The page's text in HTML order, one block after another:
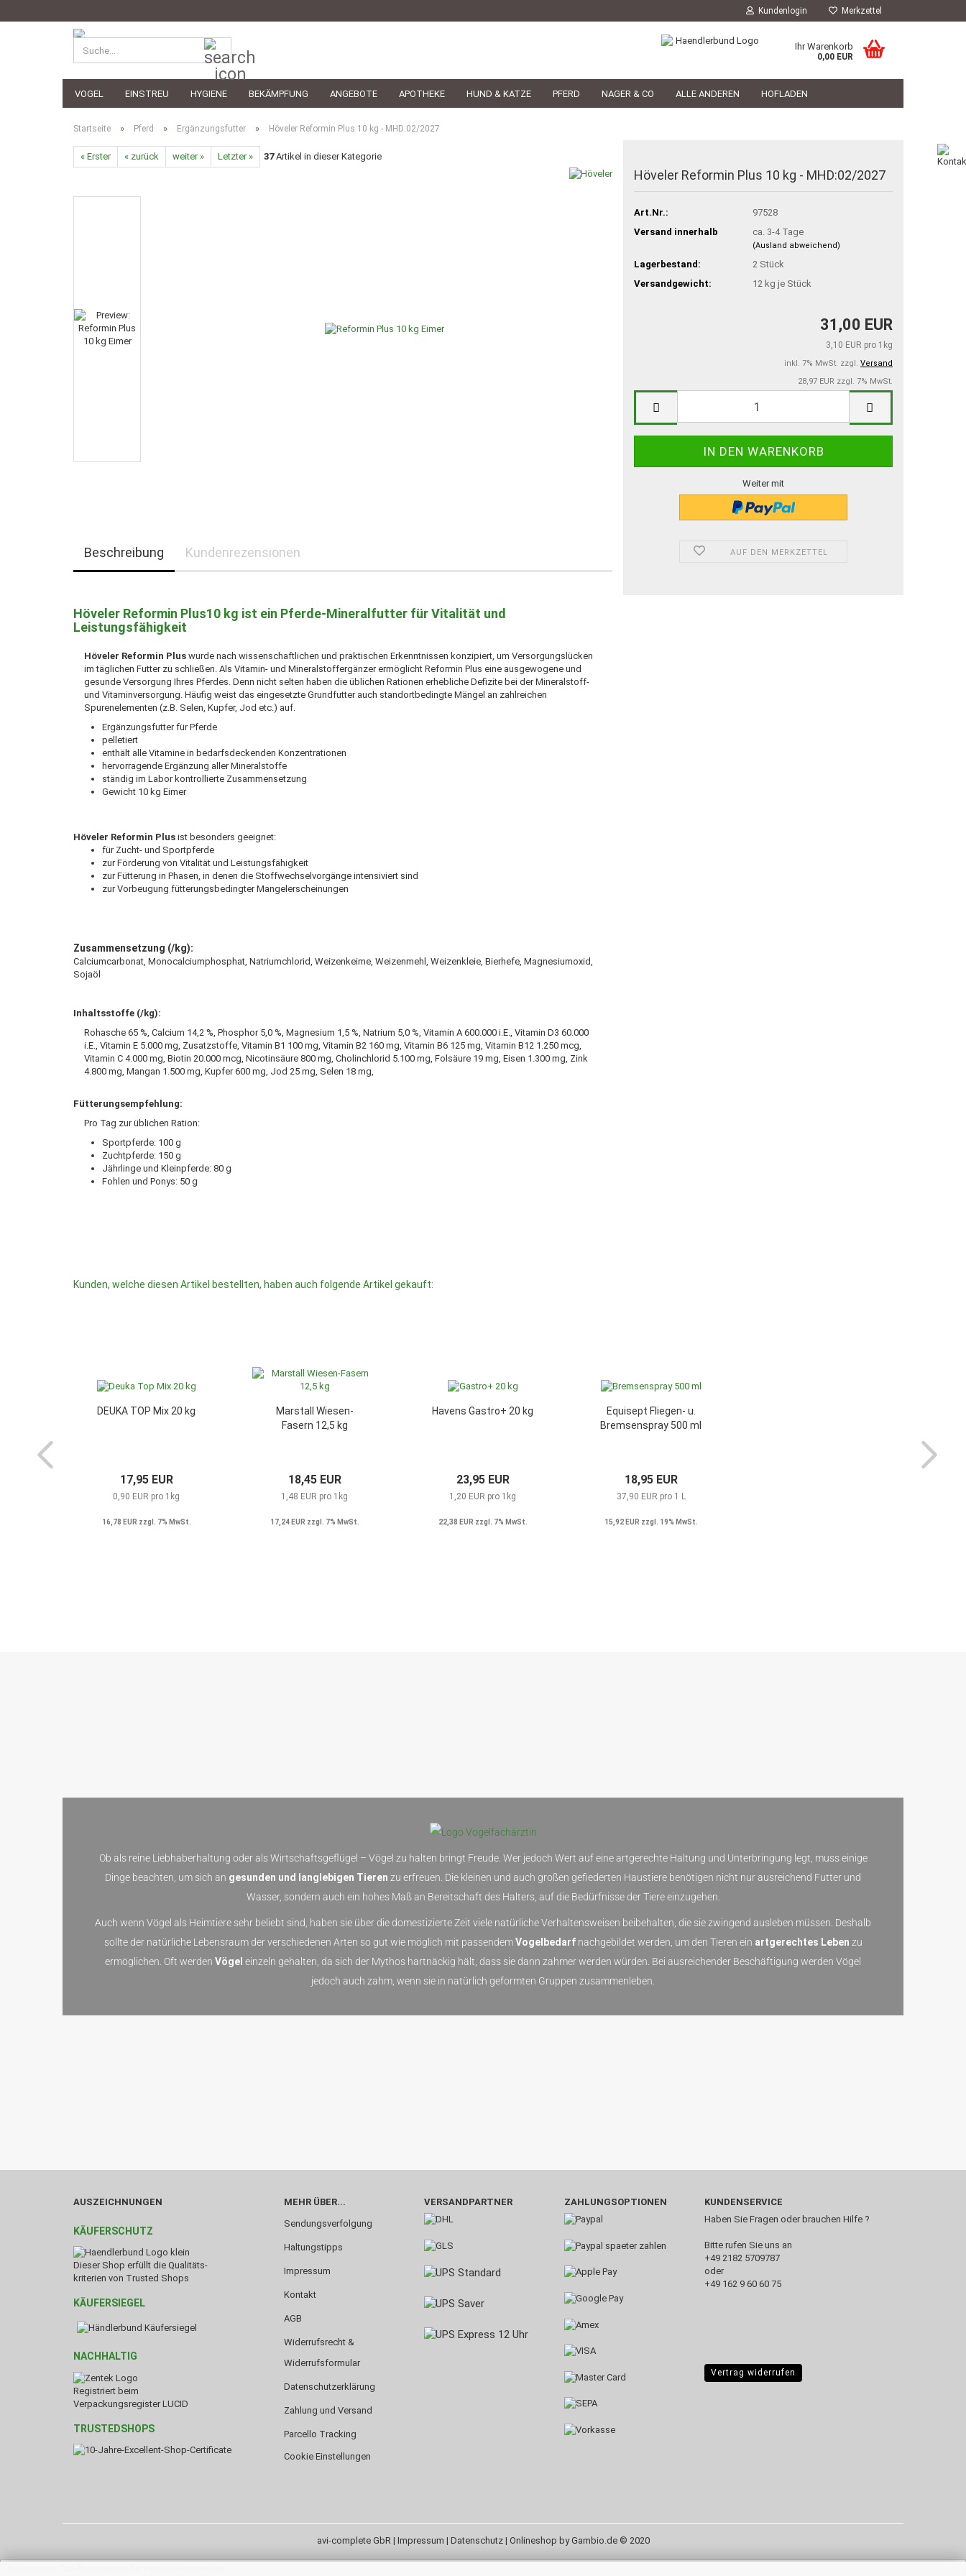
Kundenlogin Merkzettel
Ihr Warenkorb
0,00 EUR
VOGEL EINSTREU HYGIENE BEKÄMPFUNG ANGEBOTE APOTHEKE HUND & KATZE PFERD NAGER & CO ALLE ANDEREN HOFLADEN
Startseite » Pferd » Ergänzungsfutter » Höveler Reformin Plus 10 kg - MHD:02/2027
« Erster « zurück weiter » Letzter » 37Artikel in dieser Kategorie
Höveler Reformin Plus 10 kg - MHD:02/2027
Art.Nr.:
97528
Versand innerhalb
ca. 3-4 Tage
(Ausland abweichend)
Lagerbestand: 2 Stück
Versandgewicht:
12 kg je Stück
31,00 EUR
3,10 EUR pro 1kg
inkl. 7% MwSt. zzgl. Versand
28,97 EUR zzgl. 7% MwSt.
Weiter mit
AUF DEN MERKZETTEL
Beschreibung Kundenrezensionen
Höveler Reformin Plus10 kg ist ein Pferde-Mineralfutter für Vitalität und
Leistungsfähigkeit
Höveler Reformin Plus wurde nach wissenschaftlichen und praktischen Erkenntnissen konzipiert, um Versorgungslücken
im täglichen Futter zu schließen. Als Vitamin- und Mineralstoffergänzer ermöglicht Reformin Plus eine ausgewogene und
gesunde Versorgung Ihres Pferdes. Denn nicht selten haben die üblichen Rationen erhebliche Defizite bei der Mineralstoff-
und Vitaminversorgung. Häufig weist das eingesetzte Grundfutter auch standortbedingte Mängel an zahlreichen
Spurenelementen (z.B. Selen, Kupfer, Jod etc.) auf.
Ergänzungsfutter für Pferde
pelletiert
enthält alle Vitamine in bedarfsdeckenden Konzentrationen
hervorragende Ergänzung aller Mineralstoffe
ständig im Labor kontrollierte Zusammensetzung
Gewicht 10 kg Eimer
Höveler Reformin Plus ist besonders geeignet:
für Zucht- und Sportpferde
zur Förderung von Vitalität und Leistungsfähigkeit
zur Fütterung in Phasen, in denen die Stoffwechselvorgänge intensiviert sind
zur Vorbeugung fütterungsbedingter Mangelerscheinungen
Zusammensetzung (/kg):
Calciumcarbonat, Monocalciumphosphat, Natriumchlorid, Weizenkeime, Weizenmehl, Weizenkleie, Bierhefe, Magnesiumoxid,
Sojaöl
Inhaltsstoffe (/kg):
Rohasche 65 %, Calcium 14,2 %, Phosphor 5,0 %, Magnesium 1,5 %, Natrium 5,0 %, Vitamin A 600.000 i.E., Vitamin D3 60.000
i.E., Vitamin E 5.000 mg, Zusatzstoffe, Vitamin B1 100 mg, Vitamin B2 160 mg, Vitamin B6 125 mg, Vitamin B12 1.250 mcg,
Vitamin C 4.000 mg, Biotin 20.000 mcg, Nicotinsäure 800 mg, Cholinchlorid 5.100 mg, Folsäure 19 mg, Eisen 1.300 mg, Zink
4.800 mg, Mangan 1.500 mg, Kupfer 600 mg, Jod 25 mg, Selen 18 mg,
Fütterungsempfehlung:
Pro Tag zur üblichen Ration:
Sportpferde: 100 g
Zuchtpferde: 150 g
Jährlinge und Kleinpferde: 80 g
Fohlen und Ponys: 50 g
Kunden, welche diesen Artikel bestellten, haben auch folgende Artikel gekauft:
DEUKA TOP Mix 20 kg
17,95 EUR
0,90 EUR pro 1kg
16,78 EUR zzgl. 7% MwSt.
Marstall Wiesen-
Fasern 12,5 kg
18,45 EUR
1,48 EUR pro 1kg
17,24 EUR zzgl. 7% MwSt.
Havens Gastro+ 20 kg
23,95 EUR
1,20 EUR pro 1kg
22,38 EUR zzgl. 7% MwSt.
Equisept Fliegen- u.
Bremsenspray 500 ml
18,95 EUR
37,90 EUR pro 1 L
15,92 EUR zzgl. 19% MwSt.
Ob als reine Liebhaberhaltung oder als Wirtschaftsgeflügel – Vögel zu halten bringt Freude. Wer jedoch Wert auf eine artgerechte Haltung und Unterbringung legt, muss einige
Dinge beachten, um sich an gesunden und langlebigen Tieren zu erfreuen. Die kleinen und auch großen gefiederten Haustiere benötigen nicht nur ausreichend Futter und
Wasser, sondern auch ein hohes Maß an Bereitschaft des Halters, auf die Bedürfnisse der Tiere einzugehen.
Auch wenn Vögel als Heimtiere sehr beliebt sind, haben sie über die domestizierte Zeit viele natürliche Verhaltensweisen beibehalten, die sie zwingend ausleben müssen. Deshalb
sollte der natürliche Lebensraum der verschiedenen Arten so gut wie möglich mit passendemVogelbedarfnachgebildet werden, um den Tieren ein artgerechtes Leben zu
ermöglichen. Oft werden Vögel einzeln gehalten, da sich der Mythos hartnäckig hält, dass sie dann zahmer werden würden. Bei ausreichender Beschäftigung werden Vögel
jedoch auch zahm, wenn sie in natürlich geformten Gruppen zusammenleben.
AUSZEICHNUNGEN
KÄUFERSCHUTZ
Dieser Shop erfüllt die Qualitäts-
kriterien von Trusted Shops
KÄUFERSIEGEL
NACHHALTIG
Registriert beim
Verpackungsregister LUCID
TRUSTEDSHOPS
MEHR ÜBER...
Sendungsverfolgung
Haltungstipps
Impressum
Kontakt
AGB
Widerrufsrecht &
Widerrufsformular
Datenschutzerklärung
Zahlung und Versand
Parcello Tracking
Cookie Einstellungen
VERSANDPARTNER ZAHLUNGSOPTIONEN
KUNDENSERVICE
Haben Sie Fragen oder brauchen Hilfe ?
Bitte rufen Sie uns an
+49 2182 5709787‬
oder
+49 162 9 60 60 75
Vertrag widerrufen
avi-complete GbR | Impressum | Datenschutz| Onlineshop by Gambio.de © 2020